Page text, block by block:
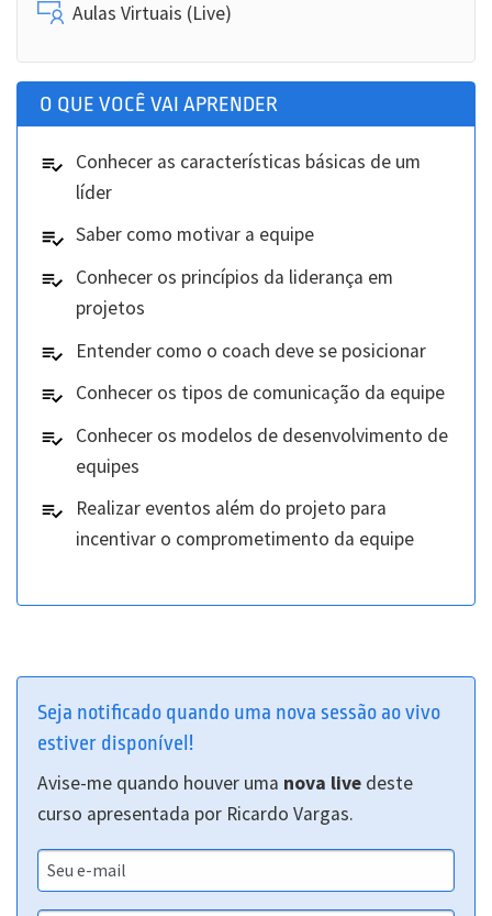
Aulas Virtuais (Live)
O QUE VOCÊ VAI APRENDER
Conhecer as características básicas de um
líder
Saber como motivar a equipe
Conhecer os princípios da liderança em
projetos
Entender como o coach deve se posicionar
Conhecer os tipos de comunicação da equipe
Conhecer os modelos de desenvolvimento de
equipes
Realizar eventos além do projeto para
incentivar o comprometimento da equipe
Seja notificado quando uma nova sessão ao vivo
estiver disponível!
Avise-me quando houver uma nova live deste
curso apresentada por Ricardo Vargas.